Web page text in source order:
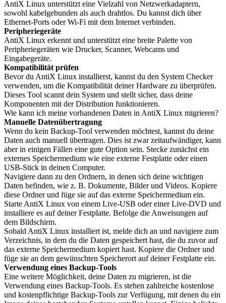
AntiX Linux unterstützt eine Vielzahl von Netzwerkadaptern,
sowohl kabelgebunden als auch drahtlos. Du kannst dich über
Ethernet-Ports oder Wi-Fi mit dem Internet verbinden.
Peripheriegeräte
AntiX Linux erkennt und unterstützt eine breite Palette von
Peripheriegeräten wie Drucker, Scanner, Webcams und
Eingabegeräte.
Kompatibilität prüfen
Bevor du AntiX Linux installierst, kannst du den System Checker
verwenden, um die Kompatibilität deiner Hardware zu überprüfen.
Dieses Tool scannt dein System und stellt sicher, dass deine
Komponenten mit der Distribution funktionieren.
Wie kann ich meine vorhandenen Daten in AntiX Linux migrieren?
Manuelle Datenübertragung
Wenn du kein Backup-Tool verwenden möchtest, kannst du deine
Daten auch manuell übertragen. Dies ist zwar zeitaufwändiger, kann
aber in einigen Fällen eine gute Option sein. Stecke zunächst ein
externes Speichermedium wie eine externe Festplatte oder einen
USB-Stick in deinen Computer.
Navigiere dann zu den Ordnern, in denen sich deine wichtigen
Daten befinden, wie z. B. Dokumente, Bilder und Videos. Kopiere
diese Ordner und füge sie auf das externe Speichermedium ein.
Starte AntiX Linux von einem Live-USB oder einer Live-DVD und
installiere es auf deiner Festplatte. Befolge die Anweisungen auf
dem Bildschirm.
Sobald AntiX Linux installiert ist, melde dich an und navigiere zum
Verzeichnis, in dem du die Daten gespeichert hast, die du zuvor auf
das externe Speichermedium kopiert hast. Kopiere die Ordner und
füge sie an dem gewünschten Speicherort auf deiner Festplatte ein.
Verwendung eines Backup-Tools
Eine weitere Möglichkeit, deine Daten zu migrieren, ist die
Verwendung eines Backup-Tools. Es stehen zahlreiche kostenlose
und kostenpflichtige Backup-Tools zur Verfügung, mit denen du ein